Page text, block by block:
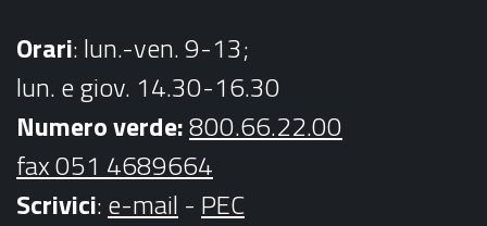
Orari: lun.-ven. 9-13;
lun. e giov. 14.30-16.30
Numero verde:800.66.22.00
fax 051 4689664
Scrivici:e-mail - PEC